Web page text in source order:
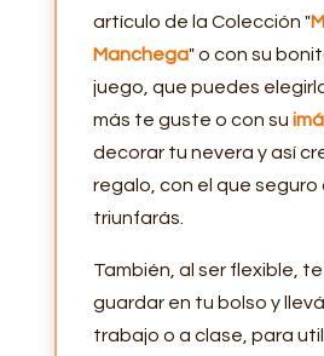
artículo de la Colección "
Manchega" o con su
juego, que puedes
más te guste o con su
decorar tu nevera y así
regalo, con el que seguro
triunfarás.
También, al ser flexible,
guardar en tu bolso y
trabajo o a clase, para